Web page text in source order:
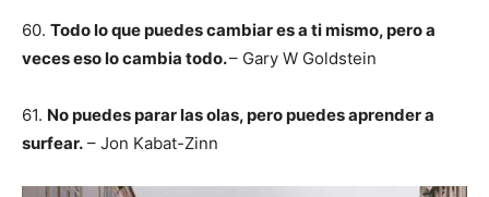
60. Todo lo que puedes cambiar es a ti mismo, pero a
veces eso lo cambia todo.– Gary W Goldstein
61. No puedes parar las olas, pero puedes aprender a
surfear. – Jon Kabat-Zinn